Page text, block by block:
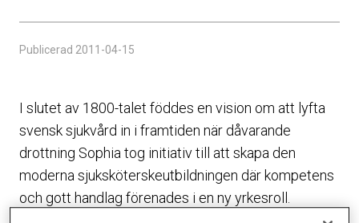
Publicerad 2011-04-15
I slutet av 1800-talet föddes en vision om att lyfta
svensk sjukvård in i framtiden när dåvarande
drottning Sophia tog initiativ till att skapa den
moderna sjuksköterskeutbildningen där kompetens
och gott handlag förenades i en ny yrkesroll.